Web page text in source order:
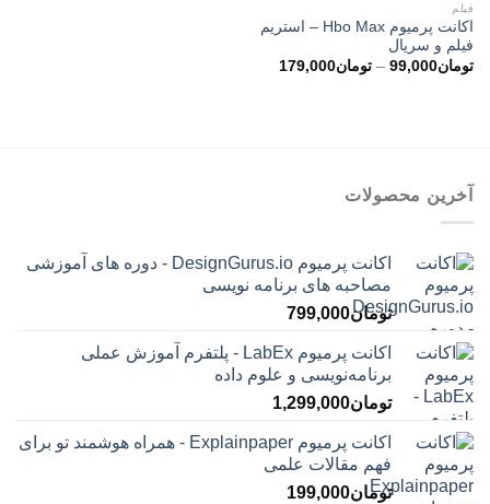
فیلم
اکانت پرمیوم Hbo Max – استریم
فیلم و سریال
تومان99,000
– تومان179,000محدوده
آخرین محصولات
اکانت پرمیوم DesignGurus.io - دوره ‌های آموزشی
مصاحبه ‌های برنامه نویسی
تومان799,000
اکانت پرمیوم LabEx - پلتفرم آموزش عملی
برنامه‌نویسی و علوم داده
تومان1,299,000
اکانت پرمیوم Explainpaper - همراه هوشمند تو برای
فهم مقالات علمی
تومان199,000